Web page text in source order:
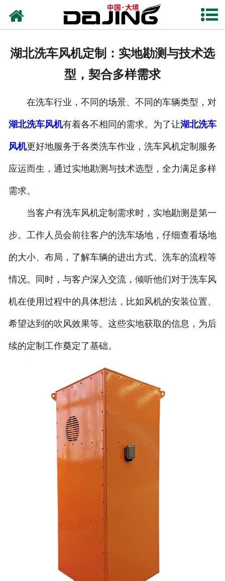
网站首页
风机知识
新闻中心
湖北洗车风机定制：实地勘测与技术选
型，契合多样需求
在洗车行业，不同的场景、不同的车辆类型，对
湖北洗车风机有着各不相同的需求。为了让湖北洗车
风机更好地服务于各类洗车作业，洗车风机定制服务
应运而生，通过实地勘测与技术选型，全力满足多样
需求。
当客户有洗车风机定制需求时，实地勘测是第一
步。工作人员会前往客户的洗车场地，仔细查看场地
的大小、布局，了解车辆的进出方式、洗车的流程等
情况。同时，与客户深入交流，倾听他们对于洗车风
机在使用过程中的具体想法，比如风机的安装位置、
希望达到的吹风效果等。这些实地获取的信息，为后
续的定制工作奠定了基础。